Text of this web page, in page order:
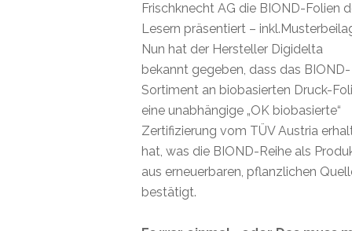
Frischknecht AG die BIOND-Folien
Lesern präsentiert –
Nun hat der Hersteller Digidelta
bekannt gegeben, dass das BIOND-
Sortiment an biobasierten Druck-
eine unabhängige „OK biobasierte“
Zertifizierung vom TÜV Austria
hat, was die BIOND-Reihe als
aus erneuerbaren, pflanzlichen
bestätigt.